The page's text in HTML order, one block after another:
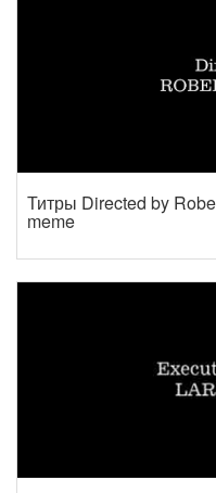
Титры Directed by
meme